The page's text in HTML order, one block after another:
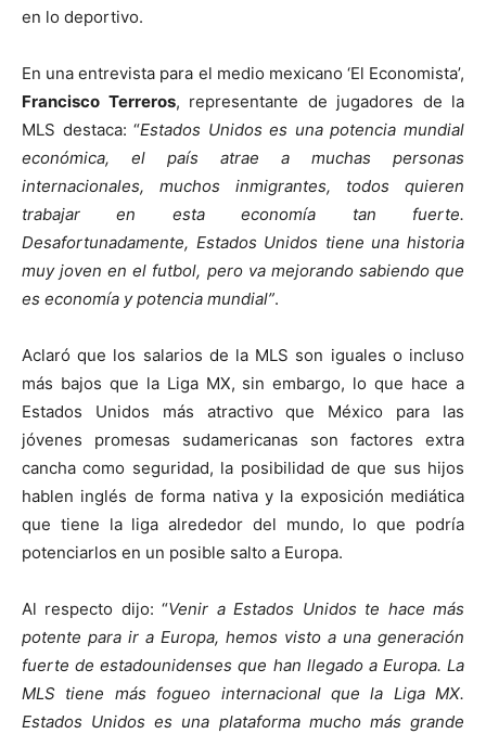
en lo deportivo.
En una entrevista para el medio mexicano ‘El Economista’,
Francisco Terreros, representante de jugadores de la
MLS destaca: “Estados Unidos es una potencia mundial
económica, el país atrae a muchas personas
internacionales, muchos inmigrantes, todos quieren
trabajar en esta economía tan fuerte.
Desafortunadamente, Estados Unidos tiene una historia
muy joven en el futbol, pero va mejorando sabiendo que
es economía y potencia mundial”.
Aclaró que los salarios de la MLS son iguales o incluso
más bajos que la Liga MX, sin embargo, lo que hace a
Estados Unidos más atractivo que México para las
jóvenes promesas sudamericanas son factores extra
cancha como seguridad, la posibilidad de que sus hijos
hablen inglés de forma nativa y la exposición mediática
que tiene la liga alrededor del mundo, lo que podría
potenciarlos en un posible salto a Europa.
Al respecto dijo: “Venir a Estados Unidos te hace más
potente para ir a Europa, hemos visto a una generación
fuerte de estadounidenses que han llegado a Europa. La
MLS tiene más fogueo internacional que la Liga MX.
Estados Unidos es una plataforma mucho más grande